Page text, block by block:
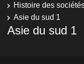
Histoire des
Asie du sud 1
Asie du sud 1